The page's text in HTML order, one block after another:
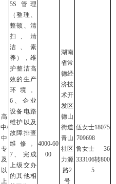
高
中/
中
专
及
以
上
5S 管理
（整理、
整顿、清
扫、清
洁、素
养），维
护整洁高
效的生产
环境。
6、企业
设备电路
维护以及
故障排查
维修。
7、 完成
上级交办
的其他相
4000-60
00
湖南
省常
德经
济技
术开
发区
德山
街道
青山
社区
力源
路2
号
伍女士18075
709698
鲁女士 36
333106转800
5